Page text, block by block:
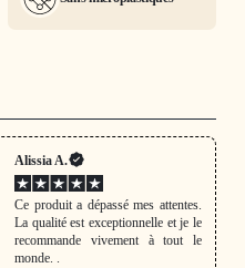
Alissia A.
Ce produit a dépassé mes attentes.
La qualité est exceptionnelle et je le
recommande vivement à tout le
monde. .